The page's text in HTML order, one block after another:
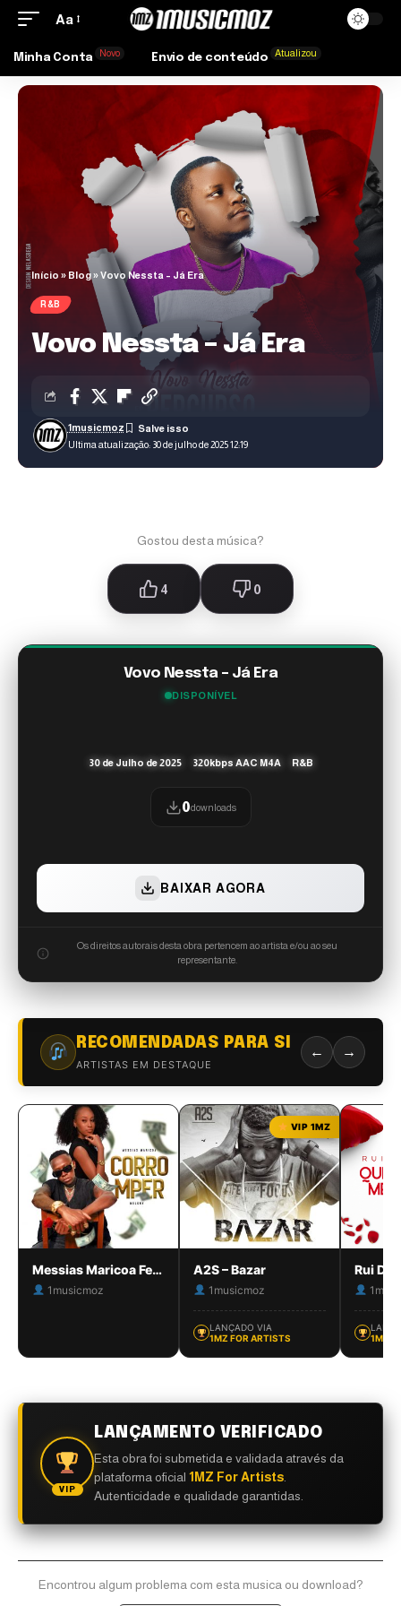
Aa
Minha Conta Novo Envio de conteúdo Atualizou
Início » Blog»Vovo Nessta – Já Era
R&B
Vovo Nessta – Já Era
Ultima atualização: 30 de julho de 2025 12:19
1musicmoz
Gostou desta música?
4 0
Vovo Nessta – Já Era
DISPONÍVEL
30 de Julho de 2025 320kbps AAC M4A R&B
0downloads
BAIXAR AGORA
Os direitos autorais desta obra pertencem ao artista e/ou ao seu
representante.
RECOMENDADAS PARA SI
ARTISTAS EM DESTAQUE
← →
Messias Maricoa Feat. Melony – Corromper
1musicmoz
VIP 1MZ
A2S – Bazar
1musicmoz
LANÇADO VIA
1MZ FOR ARTISTS
1MZ
VIP
LANÇAMENTO VERIFICADO
Esta obra foi submetida e validada através da
plataforma oficial 1MZ For Artists
Autenticidade e qualidade garantidas.
Encontrou algum problema com esta musica ou download?